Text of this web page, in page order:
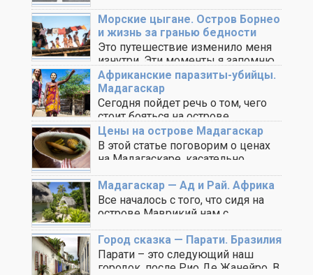
Морские цыгане. Остров Борнео
и жизнь за гранью бедности
Это путешествие изменило меня
изнутри. Эти моменты я запомню
на всю жизнь. ..
Африканские паразиты-убийцы.
Мадагаскар
Сегодня пойдет речь о том, чего
стоит бояться на острове
Мадагаскар, то, ..
Цены на острове Мадагаскар
В этой статье поговорим о ценах
на Мадагаскаре, касательно
Мадагаскар — Ад и Рай. Африка
Все началось с того, что сидя на
острове Маврикий нам с
Город сказка — Парати. Бразилия
Парати – это следующий наш
городок, после Рио Де Жанейро. В